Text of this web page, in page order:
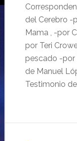
del Cerebro -
Mama , -por
por Teri
pescado -por
de Manuel
Testimonio